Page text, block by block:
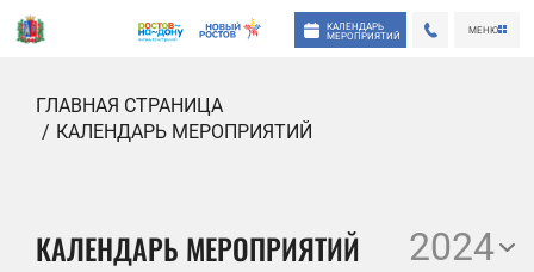
КАЛЕНДАРЬ
МЕРОПРИЯТИЙ
МЕНЮ
ГЛАВНАЯ СТРАНИЦА
КАЛЕНДАРЬ МЕРОПРИЯТИЙ
КАЛЕНДАРЬ МЕРОПРИЯТИЙ 2024